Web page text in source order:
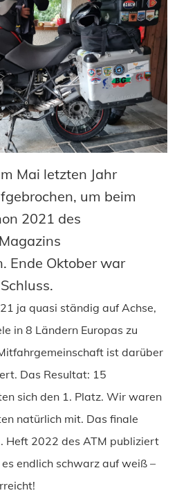
Mai letzten Jahr
um beim
2021 des
Ende Oktober war
ja quasi ständig auf Achse,
in 8 Ländern Europas zu
ist darüber
Das Resultat: 15
sich den 1. Platz. Wir waren
natürlich mit. Das finale
Heft 2022 des ATM publiziert
endlich schwarz auf weiß –